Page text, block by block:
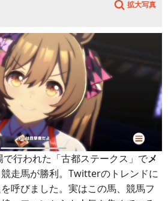
拡大写真
行われた「古都ステークス」でメ
走馬が勝利。Twitterのトレンドに
呼びました。実はこの馬、競馬フ